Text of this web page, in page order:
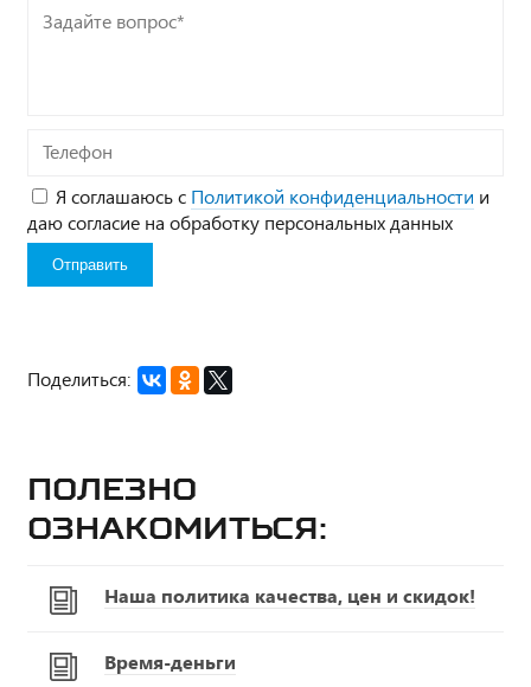
Задайте
вопрос*
Телефон
Я соглашаюсь с Политикой конфиденциальности и
даю согласие на обработку персональных данных
Поделиться:
Полезно
ознакомиться:
Наша политика качества, цен и скидок!
Время-деньги